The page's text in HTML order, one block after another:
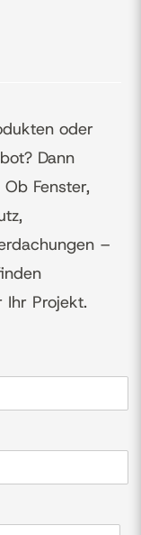
oder
Dann
Fenster,
–
Ihr Projekt.